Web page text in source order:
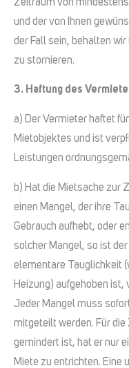
und der von Ihnen
der Fall sein, behalten
zu stornieren.
3. Haftung des
a) Der Vermieter haftet
Mietobjektes und ist
Leistungen
b) Hat die Mietsache zur
einen Mangel, der ihre
Gebrauch aufhebt, oder
solcher Mangel, so ist
elementare Tauglichkeit
Heizung) aufgehoben ist,
Jeder Mangel muss
mitgeteilt werden. Für
gemindert ist, hat er nur
Miete zu entrichten. Eine